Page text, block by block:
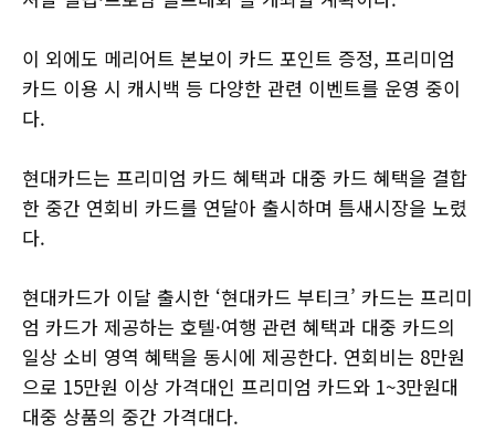
이 외에도 메리어트 본보이 카드 포인트 증정, 프리미엄
카드 이용 시 캐시백 등 다양한 관련 이벤트를 운영 중이
다.
현대카드는 프리미엄 카드 혜택과 대중 카드 혜택을 결합
한 중간 연회비 카드를 연달아 출시하며 틈새시장을 노렸
다.
현대카드가 이달 출시한 ‘현대카드 부티크’ 카드는 프리미
엄 카드가 제공하는 호텔·여행 관련 혜택과 대중 카드의
일상 소비 영역 혜택을 동시에 제공한다. 연회비는 8만원
으로 15만원 이상 가격대인 프리미엄 카드와 1~3만원대
대중 상품의 중간 가격대다.